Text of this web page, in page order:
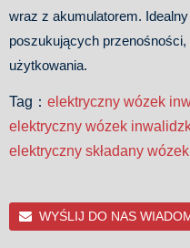
wraz z akumulatorem.
poszukujących przenośności,
użytkowania.
Tag： elektryczny wózek
elektryczny wózek
elektryczny składany
WYŚLIJ DO NAS